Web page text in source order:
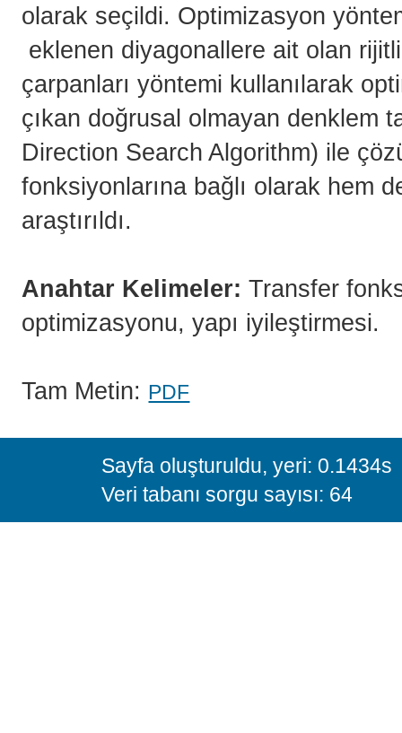
olarak seçildi. Optimizasyon
eklenen diyagonallere ait olan
çarpanları yöntemi kullanılarak
çıkan doğrusal olmayan denklem
Direction Search Algorithm) ile
fonksiyonlarına bağlı olarak hem
araştırıldı.
Anahtar Kelimeler: Transfer
optimizasyonu, yapı iyileştirmesi.
Tam Metin: PDF
Sayfa oluşturuldu, yeri: 0.1434s
Veri tabanı sorgu sayısı: 64